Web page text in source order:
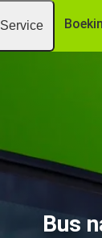
Service
Bus